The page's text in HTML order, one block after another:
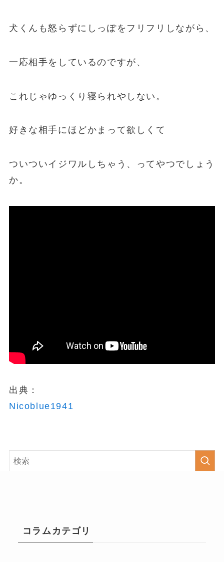
犬くんも怒らずにしっぽをフリフリしながら、
一応相手をしているのですが、
これじゃゆっくり寝られやしない。
好きな相手にほどかまって欲しくて
ついついイジワルしちゃう、ってやつでしょう
か。
出典：
Nicoblue1941
コラムカテゴリ